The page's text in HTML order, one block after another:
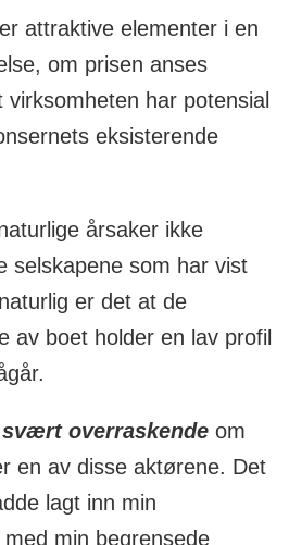
attraktive elementer i en
om prisen anses
har potensial
eksisterende
årsaker ikke
selskapene som har vist
er det at de
av boet holder en lav profil
svært overraskende om
en av disse aktørene. Det
lagt inn min
min begrensede